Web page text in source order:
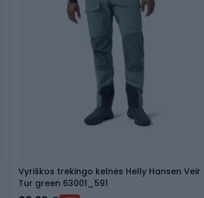
Vyriškos trekingo kelnės Helly Hansen Veir
Tur green 63001_591